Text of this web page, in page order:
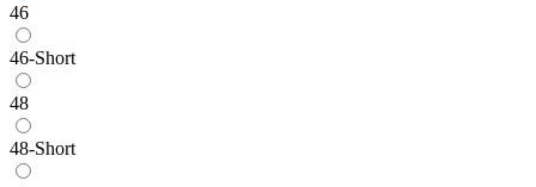
46
46-Short
48
48-Short